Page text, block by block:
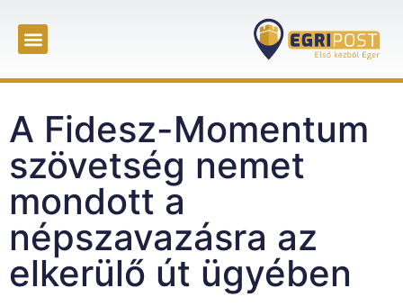
A Fidesz-Momentum
szövetség nemet
mondott a
népszavazásra az
elkerülő út ügyében